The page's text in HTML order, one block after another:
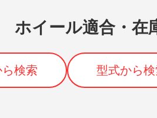
ホイール適合・在
検索 型式から